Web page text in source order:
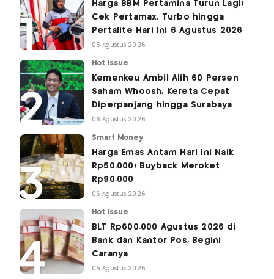
Harga BBM Pertamina Turun Lagi!
Cek Pertamax, Turbo hingga
Pertalite Hari Ini 6 Agustus 2026
05 Agustus 2026
Hot Issue
Kemenkeu Ambil Alih 60 Persen
Saham Whoosh, Kereta Cepat
Diperpanjang hingga Surabaya
06 Agustus 2026
Smart Money
Harga Emas Antam Hari Ini Naik
Rp50.000! Buyback Meroket
Rp90.000
06 Agustus 2026
Hot Issue
BLT Rp600.000 Agustus 2026 di
Bank dan Kantor Pos, Begini
Caranya
05 Agustus 2026